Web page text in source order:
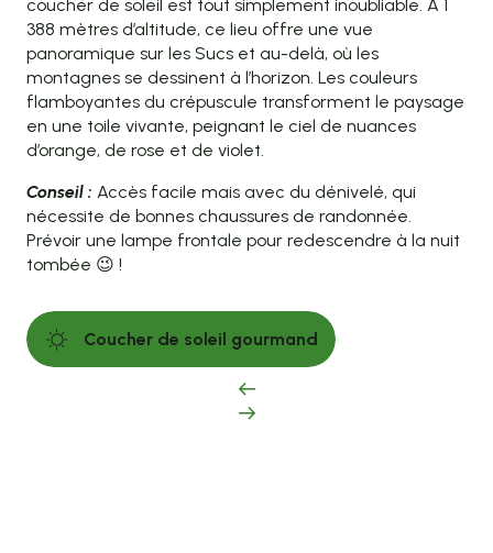
coucher de soleil est tout simplement inoubliable. À 1
388 mètres d’altitude, ce lieu offre une vue
panoramique sur les Sucs et au-delà, où les
montagnes se dessinent à l’horizon. Les couleurs
flamboyantes du crépuscule transforment le paysage
en une toile vivante, peignant le ciel de nuances
d’orange, de rose et de violet.
Conseil : Accès facile mais avec du dénivelé, qui
nécessite de bonnes chaussures de randonnée.
Prévoir une lampe frontale pour redescendre à la nuit
tombée 😉 !
Coucher de soleil gourmand